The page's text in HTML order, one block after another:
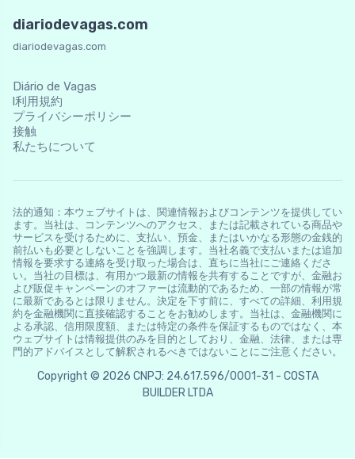
diariodevagas.com
diariodevagas.com
Diário de Vagas
l利用規約
プライバシーポリシー
接触
私たちについて
法的通知：本ウェブサイトは、関連情報およびコンテンツを提供してい
ます。当社は、コンテンツへのアクセス、または記載されている商品や
サービスを受けるために、支払い、預金、またはいかなる形態の金銭的
前払いも必要としないことを強調します。当社名義で支払いまたは追加
情報を要求する連絡を受け取った場合は、直ちに当社にご連絡くださ
い。当社の目標は、有用かつ最新の情報を共有することですが、金融お
よび販促キャンペーンのオファーは流動的であるため、一部の情報が常
に最新であるとは限りません。決定を下す前に、すべての詳細、利用規
約を金融機関に直接確認することをお勧めします。当社は、金融機関に
よる承認、信用限度額、または特定の条件を保証するものではなく、本
ウェブサイトは情報提供のみを目的としており、金融、法律、または専
門的アドバイスとして解釈されるべきではないことにご注意ください。
Copyright © 2026 CNPJ: 24.617.596/0001-31 - COSTA
BUILDER LTDA